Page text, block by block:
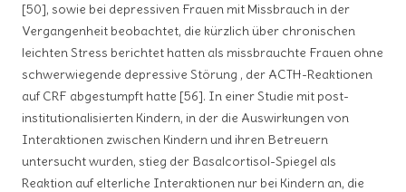
[50], sowie bei depressiven Frauen mit Missbrauch in der
Vergangenheit beobachtet, die kürzlich über chronischen
leichten Stress berichtet hatten als missbrauchte Frauen ohne
schwerwiegende depressive Störung , der ACTH-Reaktionen
auf CRF abgestumpft hatte [56]. In einer Studie mit post-
institutionalisierten Kindern, in der die Auswirkungen von
Interaktionen zwischen Kindern und ihren Betreuern
untersucht wurden, stieg der Basalcortisol-Spiegel als
Reaktion auf elterliche Interaktionen nur bei Kindern an, die